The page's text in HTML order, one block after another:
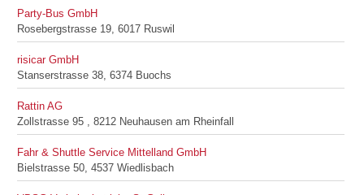
Party-Bus GmbH
Rosebergstrasse 19, 6017 Ruswil
risicar GmbH
Stanserstrasse 38, 6374 Buochs
Rattin AG
Zollstrasse 95 , 8212 Neuhausen am Rheinfall
Fahr & Shuttle Service Mittelland GmbH
Bielstrasse 50, 4537 Wiedlisbach